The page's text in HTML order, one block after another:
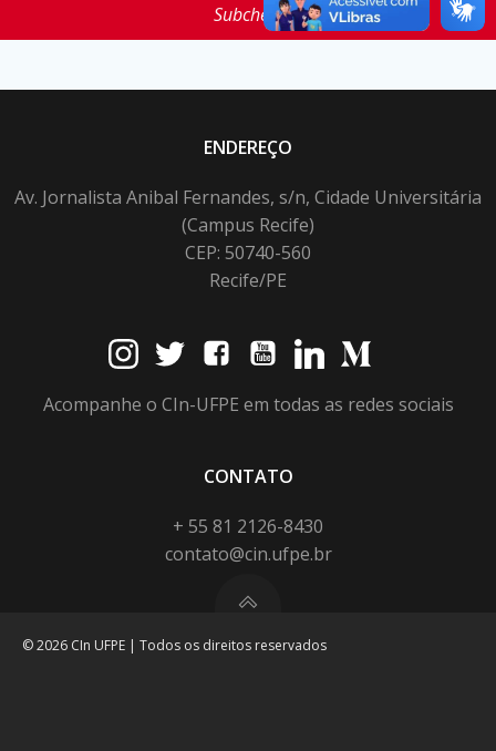
Subchefe
ENDEREÇO
Av. Jornalista Anibal Fernandes, s/n, Cidade Universitária
(Campus Recife)
CEP: 50740-560
Recife/PE
Acompanhe o CIn-UFPE em todas as redes sociais
CONTATO
+ 55 81 2126-8430
contato@cin.ufpe.br
© 2026 CIn UFPE | Todos os direitos reservados